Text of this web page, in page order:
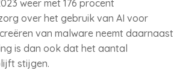
weer met 176 procent
over het gebruik van AI voor
van malware neemt daarnaast
is dan ook dat het aantal
stijgen.